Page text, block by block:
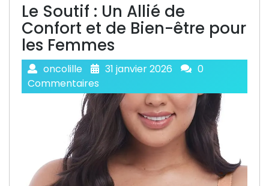
Le Soutif : Un Allié de
Confort et de Bien-être pour
les Femmes
oncolille 31 janvier 2026
0
Commentaires